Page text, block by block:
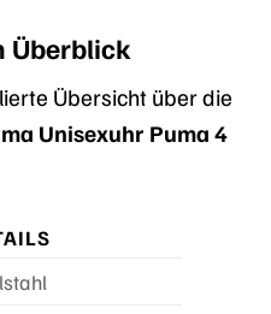
Überblick
Übersicht über die
Unisexuhr Puma 4